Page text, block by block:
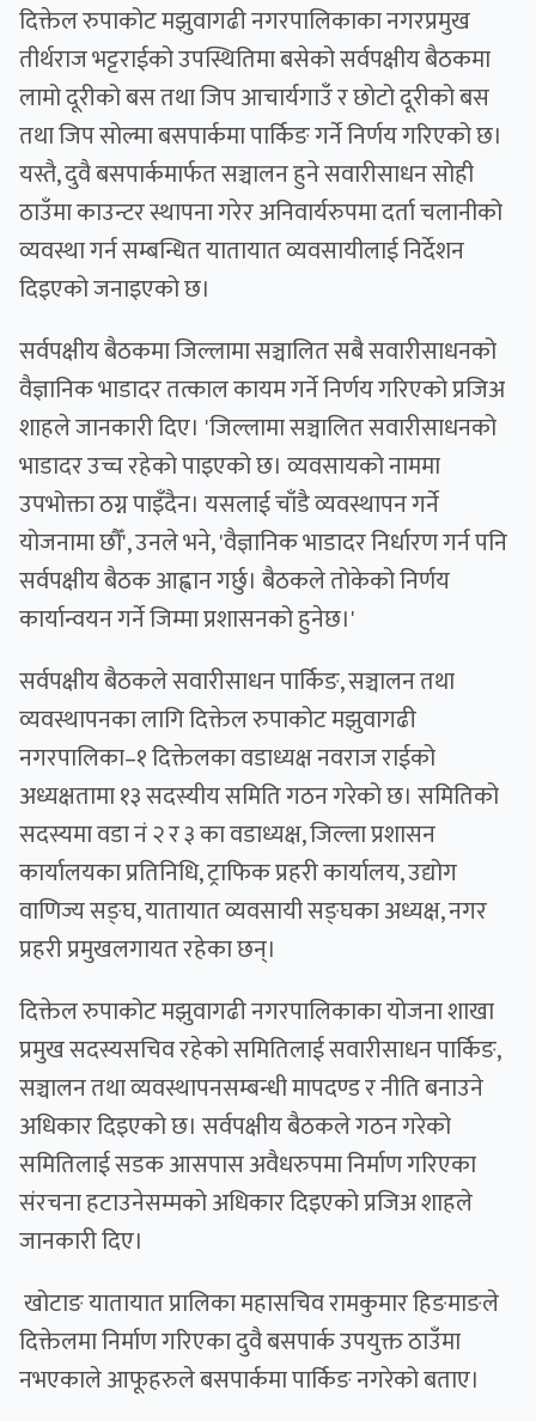
दिक्तेल रुपाकोट मझुवागढी नगरपालिकाका नगरप्रमुख
तीर्थराज भट्टराईको उपस्थितिमा बसेको सर्वपक्षीय बैठकमा
लामो दूरीको बस तथा जिप आचार्यगाउँ र छोटो दूरीको बस
तथा जिप सोल्मा बसपार्कमा पार्किङ गर्ने निर्णय गरिएको छ।
यस्तै, दुवै बसपार्कमार्फत सञ्चालन हुने सवारीसाधन सोही
ठाउँमा काउन्टर स्थापना गरेर अनिवार्यरुपमा दर्ता चलानीको
व्यवस्था गर्न सम्बन्धित यातायात व्यवसायीलाई निर्देशन
दिइएको जनाइएको छ।
सर्वपक्षीय बैठकमा जिल्लामा सञ्चालित सबै सवारीसाधनको
वैज्ञानिक भाडादर तत्काल कायम गर्ने निर्णय गरिएको प्रजिअ
शाहले जानकारी दिए। 'जिल्लामा सञ्चालित सवारीसाधनको
भाडादर उच्च रहेको पाइएको छ। व्यवसायको नाममा
उपभोक्ता ठग्न पाइँदैन। यसलाई चाँडै व्यवस्थापन गर्ने
योजनामा छौँ', उनले भने, 'वैज्ञानिक भाडादर निर्धारण गर्न पनि
सर्वपक्षीय बैठक आह्वान गर्छु। बैठकले तोकेको निर्णय
कार्यान्वयन गर्ने जिम्मा प्रशासनको हुनेछ।'
सर्वपक्षीय बैठकले सवारीसाधन पार्किङ, सञ्चालन तथा
व्यवस्थापनका लागि दिक्तेल रुपाकोट मझुवागढी
नगरपालिका–१ दिक्तेलका वडाध्यक्ष नवराज राईको
अध्यक्षतामा १३ सदस्यीय समिति गठन गरेको छ। समितिको
सदस्यमा वडा नं २ र ३ का वडाध्यक्ष, जिल्ला प्रशासन
कार्यालयका प्रतिनिधि, ट्राफिक प्रहरी कार्यालय, उद्योग
वाणिज्य सङ्घ, यातायात व्यवसायी सङ्घका अध्यक्ष, नगर
प्रहरी प्रमुखलगायत रहेका छन्।
दिक्तेल रुपाकोट मझुवागढी नगरपालिकाका योजना शाखा
प्रमुख सदस्यसचिव रहेको समितिलाई सवारीसाधन पार्किङ,
सञ्चालन तथा व्यवस्थापनसम्बन्धी मापदण्ड र नीति बनाउने
अधिकार दिइएको छ। सर्वपक्षीय बैठकले गठन गरेको
समितिलाई सडक आसपास अवैधरुपमा निर्माण गरिएका
संरचना हटाउनेसम्मको अधिकार दिइएको प्रजिअ शाहले
जानकारी दिए।
खोटाङ यातायात प्रालिका महासचिव रामकुमार हिङमाङले
दिक्तेलमा निर्माण गरिएका दुवै बसपार्क उपयुक्त ठाउँमा
नभएकाले आफूहरुले बसपार्कमा पार्किङ नगरेको बताए।